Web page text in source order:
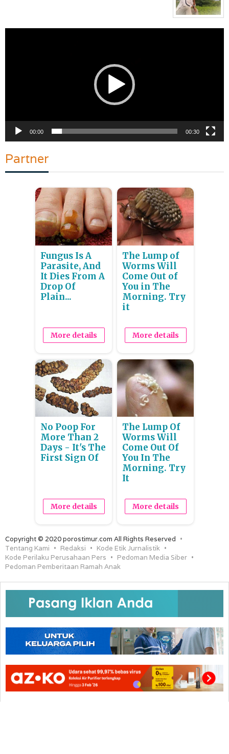
00:00 00:30
Partner
Fungus Is A
Parasite, And
It Dies From A
Drop Of
Plain...
More details
The Lump of
Worms Will
Come Out of
You in The
Morning. Try
it
More details
No Poop For
More Than 2
Days - It's The
First Sign Of
More details
The Lump Of
Worms Will
Come Out Of
You In The
Morning. Try
It
More details
Copyright © 2020 porostimur.com All Rights Reserved
Tentang Kami
Redaksi
Kode Etik Jurnalistik
Kode Perilaku Perusahaan Pers
Pedoman Media Siber
Pedoman Pemberitaan Ramah Anak